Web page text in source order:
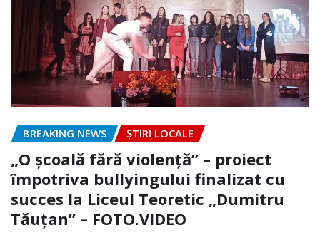
BREAKING NEWS ȘTIRI LOCALE
„O școală fără violență” – proiect
împotriva bullyingului finalizat cu
succes la Liceul Teoretic „Dumitru
Tăuțan” – FOTO.VIDEO